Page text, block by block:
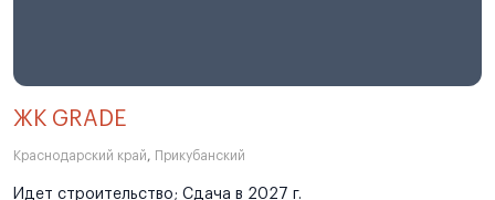
ЖК GRADE
Краснодарский край, Прикубанский
Идет строительство; Сдача в 2027 г.